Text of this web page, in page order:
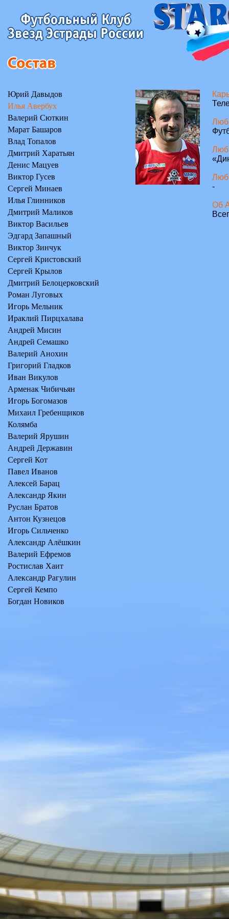
Юрий Давыдов
Илья Авербух
Валерий Сюткин
Марат Башаров
Влад Топалов
Дмитрий Харатьян
Денис Мацуев
Виктор Гусев
Сергей Минаев
Илья Глинников
Дмитрий Маликов
Виктор Васильев
Эдгард Запашный
Виктор Зинчук
Сергей Кристовский
Сергей Крылов
Дмитрий Белоцерковский
Роман Луговых
Игорь Мельник
Ираклий Пирцхалава
Андрей Мисин
Андрей Семашко
Валерий Анохин
Григорий Гладков
Иван Викулов
Арменак Чибичьян
Игорь Богомазов
Михаил Гребенщиков
Колямба
Валерий Ярушин
Андрей Державин
Сергей Кот
Павел Иванов
Алексей Барац
Александр Якин
Руслан Братов
Антон Кузнецов
Игорь Сильченко
Александр Алёшкин
Валерий Ефремов
Ростислав Хаит
Александр Рагулин
Сергей Кемпо
Богдан Новиков
-
Об